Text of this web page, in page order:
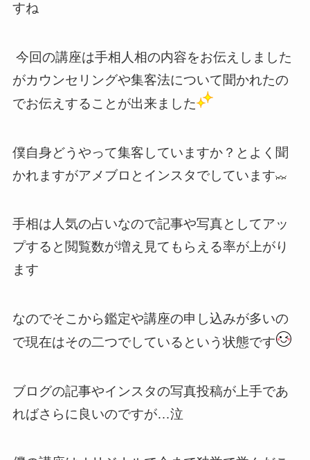
すね
今回の講座は手相人相の内容をお伝えしました
がカウンセリングや集客法について聞かれたの
でお伝えすることが出来ました
僕自身どうやって集客していますか？とよく聞
かれますがアメブロとインスタでしています
手相は人気の占いなので記事や写真としてアッ
プすると閲覧数が増え見てもらえる率が上がり
ます
なのでそこから鑑定や講座の申し込みが多いの
で現在はその二つでしているという状態です
ブログの記事やインスタの写真投稿が上手であ
ればさらに良いのですが…泣